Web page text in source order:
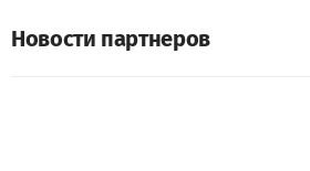
Новости партнеров